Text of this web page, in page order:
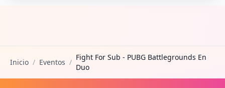
Inicio / Eventos /
Fight For Sub - PUBG Battlegrounds En
Duo